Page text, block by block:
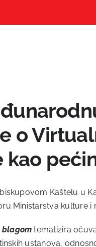
o
kao
Kaštelu u
Ministarstva kulture i
blagom tematizira
ustanova,